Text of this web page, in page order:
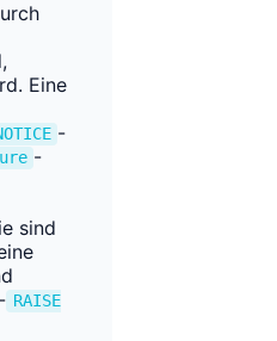
Eine
-
-
sind
RAISE